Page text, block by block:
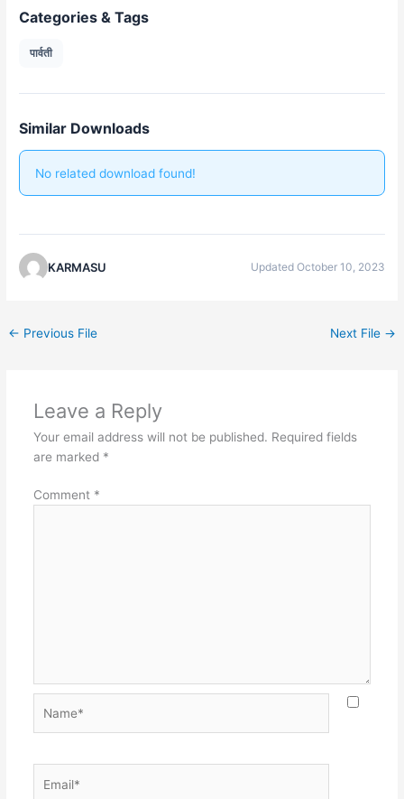
Categories & Tags
पार्वती
Similar Downloads
No related download found!
KARMASU Updated October 10, 2023
← Previous File Next File →
Leave a Reply
Your email address will not be published. Required fields
are marked *
Comment *